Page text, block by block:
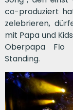
co-produziert
zelebrieren,
mit Papa und
Oberpapa Flo
Standing.